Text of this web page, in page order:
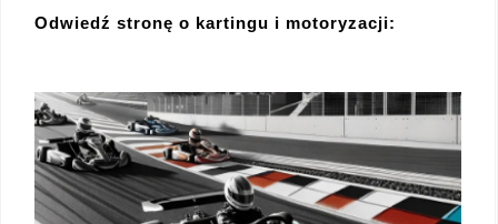
Odwiedź stronę o kartingu i motoryzacji: